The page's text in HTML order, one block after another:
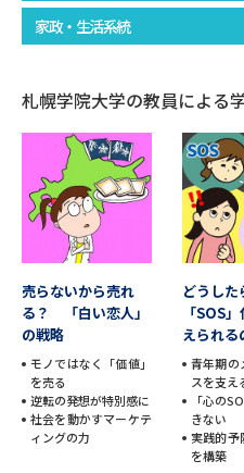
データサイエンス特集
（高3生用）
SELFBRAND特集ページ
オープンキャンパスなどを
オープンキャンパス検索
来場型・Web型イベント特集
受験準備
家政・生活系統
札幌学院大学の教員による
売らないから売れ
る？ 「白い恋人」
の戦略
モノではなく「価値」
を売る
逆転の発想が特別感に
社会を動かすマーケテ
ィングの力
どうした
「SOS
えられる
青年期の
スを支え
「心の
きない
実践的予
を構築